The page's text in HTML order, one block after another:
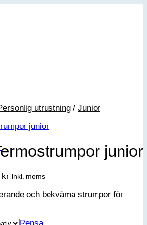
utrustning / Junior
junior
krPrisintervall:
till
inkl. moms
och bekväma strumpor för
Rensa